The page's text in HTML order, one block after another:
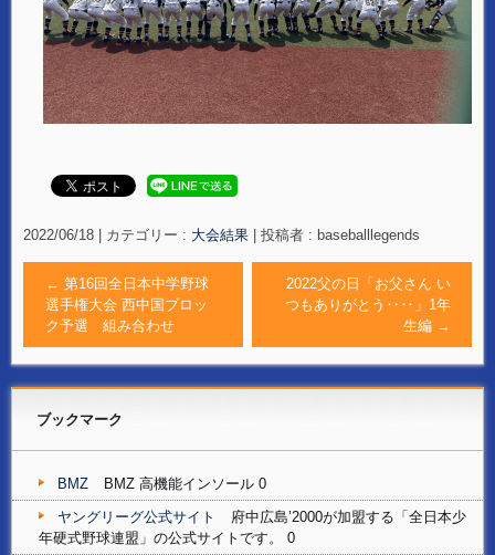
2022/06/18 カテゴリー : 大会結果 投稿者 : baseballlegends
← 第16回全日本中学野球
選手権大会 西中国ブロッ
ク予選 組み合わせ
2022父の日「お父さん い
つもありがとう‥‥」1年
生編 →
ブックマーク
BMZ
BMZ 高機能インソール 0
ヤングリーグ公式サイト
府中広島’2000が加盟する「全日本少
年硬式野球連盟」の公式サイトです。 0